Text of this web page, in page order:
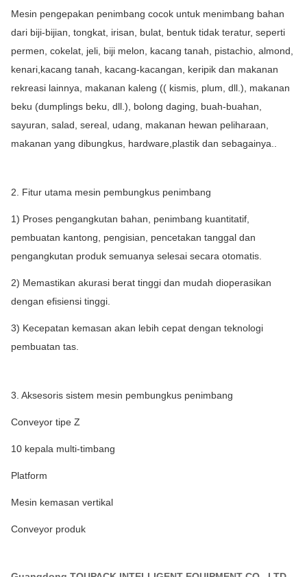
Mesin pengepakan penimbang cocok untuk menimbang bahan
dari biji-bijian, tongkat, irisan, bulat, bentuk tidak teratur, seperti
permen, cokelat, jeli, biji melon, kacang tanah, pistachio, almond,
kenari,kacang tanah, kacang-kacangan, keripik dan makanan
rekreasi lainnya, makanan kaleng (( kismis, plum, dll.), makanan
beku (dumplings beku, dll.), bolong daging, buah-buahan,
sayuran, salad, sereal, udang, makanan hewan peliharaan,
makanan yang dibungkus, hardware,plastik dan sebagainya..
2. Fitur utama mesin pembungkus penimbang
1) Proses pengangkutan bahan, penimbang kuantitatif,
pembuatan kantong, pengisian, pencetakan tanggal dan
pengangkutan produk semuanya selesai secara otomatis.
2) Memastikan akurasi berat tinggi dan mudah dioperasikan
dengan efisiensi tinggi.
3) Kecepatan kemasan akan lebih cepat dengan teknologi
pembuatan tas.
3. Aksesoris sistem mesin pembungkus penimbang
Conveyor tipe Z
10 kepala multi-timbang
Platform
Mesin kemasan vertikal
Conveyor produk